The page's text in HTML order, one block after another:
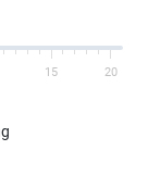
15 20